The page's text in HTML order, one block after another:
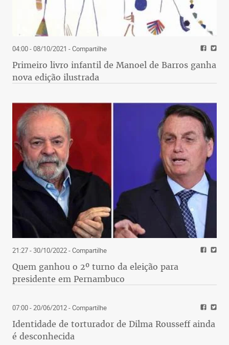
04:00 - 08/10/2021 - Compartilhe
Primeiro livro infantil de Manoel de Barros ganha
nova edição ilustrada
21:27 - 30/10/2022- Compartilhe
Quem ganhou o 2º turno da eleição para
presidente em Pernambuco
07:00 - 20/06/2012- Compartilhe
Identidade de torturador de Dilma Rousseff ainda
é desconhecida